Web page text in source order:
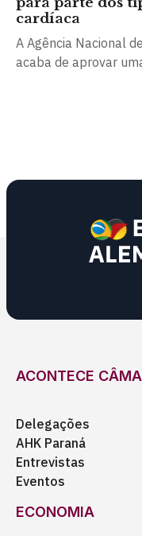
cardíaca
A Agência Nacional
acaba de aprovar
ACONTECE
Delegações
AHK Paraná
Entrevistas
Eventos
ECONOMIA